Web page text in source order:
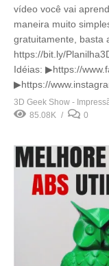
vídeo você vai
maneira muito
gratuitamente, basta
https://bit.ly/
Idéias: ▶https://
▶https://
3D Geek Show -
85.08K
0